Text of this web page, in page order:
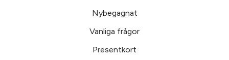
Nybegagnat
Vanliga frågor
Presentkort